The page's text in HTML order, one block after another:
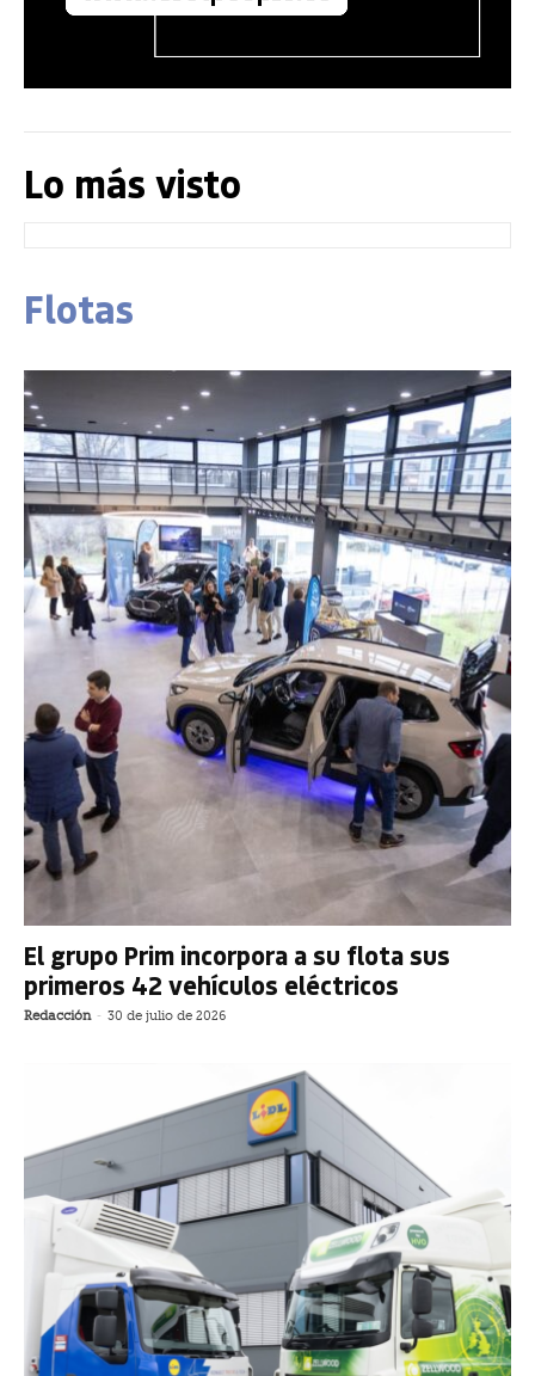
Lo más visto
Flotas
El grupo Prim incorpora a su flota sus
primeros 42 vehículos eléctricos
Redacción - 30 de julio de 2026